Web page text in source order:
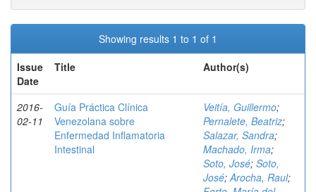
Showing results 1 to 1 of 1
Issue
Date
Title Author(s)
2016-
02-11
Guía Práctica Clínica
Venezolana sobre
Enfermedad Inflamatoria
Intestinal
Veitía, Guillermo;
Pernalete, Beatriz;
Salazar, Sandra;
Machado, Irma;
Soto, José; Soto,
José;Arocha, Raul;